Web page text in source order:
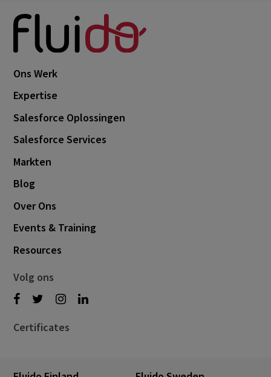
Ons Werk
Expertise
Salesforce Oplossingen
Salesforce Services
Markten
Blog
Over Ons
Events & Training
Resources
Volg ons
Certificates